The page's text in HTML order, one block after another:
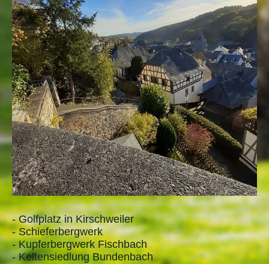
- Golfplatz in Kirschweiler
- Schieferbergwerk
- Kupferbergwerk Fischbach
- Keltensiedlung Bundenbach